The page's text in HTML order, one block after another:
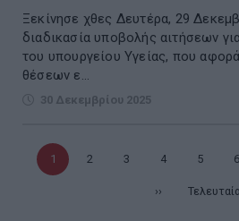
Ξεκίνησε χθες Δευτέρα, 29
διαδικασία υποβολής αιτήσεων
του υπουργείου Υγείας, που
θέσεων ε...
30 Δεκεμβρίου 2025
Τρέχουσα
1 Σελίδα
2 Σελίδα
3 Σελίδα
4 Σελίδα
5 6
Επόμενη
›› Τελευταία